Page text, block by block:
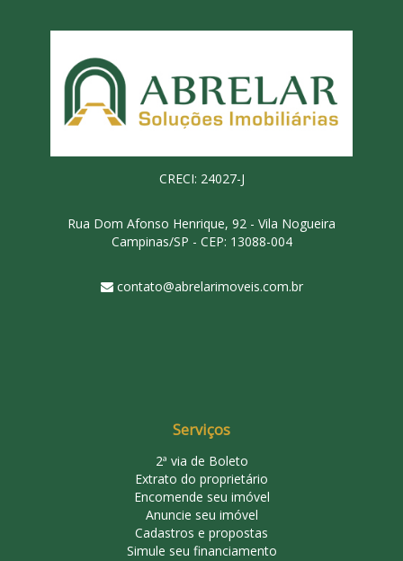
CRECI: 24027-J
Rua Dom Afonso Henrique, 92 - Vila Nogueira
Campinas/SP - CEP: 13088-004
contato@abrelarimoveis.com.br
Serviços
2ª via de Boleto
Extrato do proprietário
Encomende seu imóvel
Anuncie seu imóvel
Cadastros e propostas
Simule seu financiamento